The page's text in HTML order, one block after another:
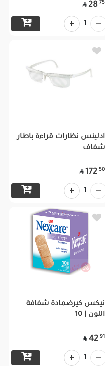
75
28

1
ادلينس نظارات قراءة باطار
شفاف
50
172

1
نيكس كيرضمادة شفافة
اللون | 10
91
42

1